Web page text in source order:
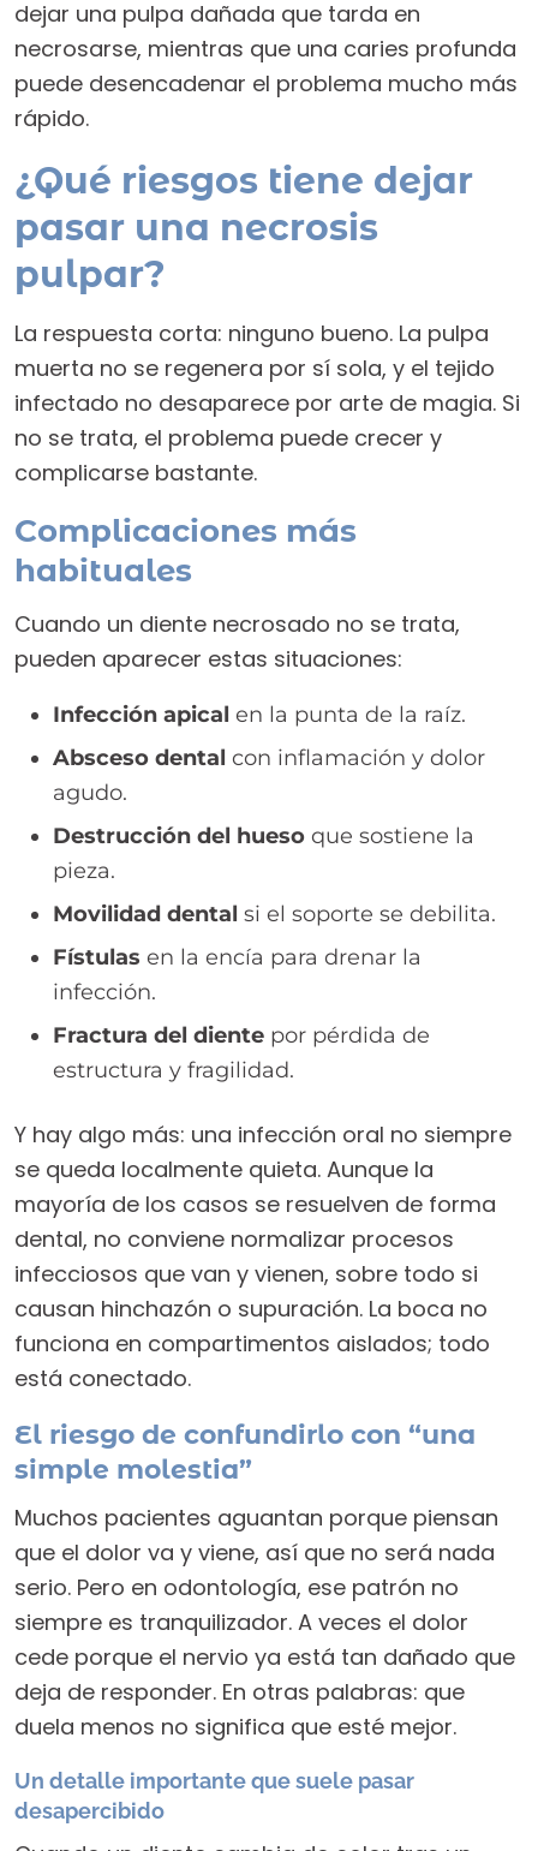
dejar una pulpa dañada que tarda en
necrosarse, mientras que una caries profunda
puede desencadenar el problema mucho más
rápido.
¿Qué riesgos tiene dejar
pasar una necrosis
pulpar?
La respuesta corta: ninguno bueno. La pulpa
muerta no se regenera por sí sola, y el tejido
infectado no desaparece por arte de magia. Si
no se trata, el problema puede crecer y
complicarse bastante.
Complicaciones más
habituales
Cuando un diente necrosado no se trata,
pueden aparecer estas situaciones:
Infección apical en la punta de la raíz.
Absceso dental con inflamación y dolor
agudo.
Destrucción del hueso que sostiene la
pieza.
Movilidad dental si el soporte se debilita.
Fístulas en la encía para drenar la
infección.
Fractura del diente por pérdida de
estructura y fragilidad.
Y hay algo más: una infección oral no siempre
se queda localmente quieta. Aunque la
mayoría de los casos se resuelven de forma
dental, no conviene normalizar procesos
infecciosos que van y vienen, sobre todo si
causan hinchazón o supuración. La boca no
funciona en compartimentos aislados; todo
está conectado.
El riesgo de confundirlo con “una
simple molestia”
Muchos pacientes aguantan porque piensan
que el dolor va y viene, así que no será nada
serio. Pero en odontología, ese patrón no
siempre es tranquilizador. A veces el dolor
cede porque el nervio ya está tan dañado que
deja de responder. En otras palabras: que
duela menos no significa que esté mejor.
Un detalle importante que suele pasar
desapercibido